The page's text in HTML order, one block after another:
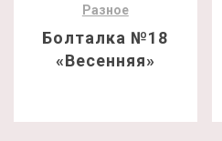
Разное
Болталка №18
«Весенняя»